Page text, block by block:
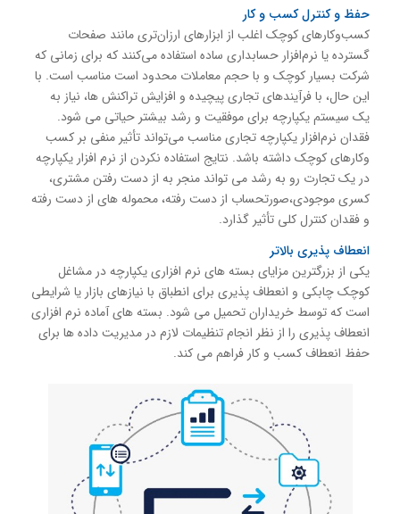
حفظ و کنترل کسب و کار
کسب‌وکارهای کوچک اغلب از ابزارهای ارزان‌تری مانند صفحات
گسترده یا نرم‌افزار حسابداری ساده استفاده می‌کنند که برای زمانی که
شرکت بسیار کوچک و با حجم معاملات محدود است مناسب است. با
این حال، با فرآیندهای تجاری پیچیده و افزایش تراکنش ها، نیاز به
یک سیستم یکپارچه برای موفقیت و رشد بیشتر حیاتی می شود.
فقدان نرم‌افزار یکپارچه تجاری مناسب می‌تواند تأثیر منفی بر کسب
‌وکارهای کوچک داشته باشد. نتایج استفاده نکردن از نرم افزار یکپارچه
در یک تجارت رو به رشد می تواند منجر به از دست رفتن مشتری،
کسری موجودی،صورتحساب از دست رفته، محموله های از دست رفته
و فقدان کنترل کلی تأثیر گذارد.
انعطاف پذیری بالاتر
یکی از بزرگترین مزایای بسته های نرم افزاری یکپارچه در مشاغل
کوچک چابکی و انعطاف پذیری برای انطباق با نیازهای بازار یا شرایطی
است که توسط خریداران تحمیل می شود. بسته های آماده نرم افزاری
انعطاف پذیری را از نظر انجام تنظیمات لازم در مدیریت داده ها برای
حفظ انعطاف کسب و کار فراهم می کند.